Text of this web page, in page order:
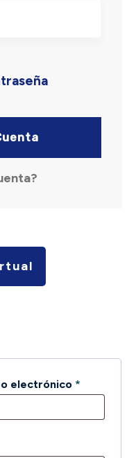
electrónico *